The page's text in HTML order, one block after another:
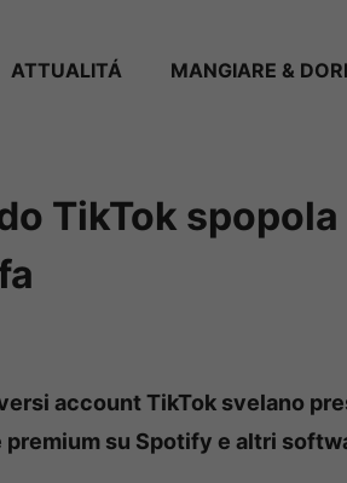
ATTUALITÁ MANGIARE &
TikTok spopola
account TikTok svelano
su Spotify e altri